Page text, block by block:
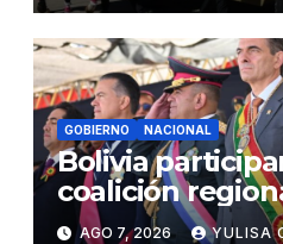
GOBIERNO NACIONAL
Bolivia
coalición
cárteles del
AGO 7, 2026 YULISA